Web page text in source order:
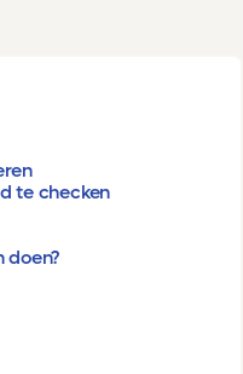
te checken
doen?